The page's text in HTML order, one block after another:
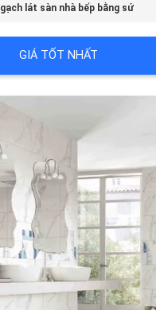
gạch lát sàn nhà bếp bằng sứ
GIÁ TỐT NHẤT